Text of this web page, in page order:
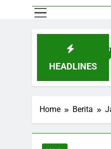
HEADLINES
02.00 WIB Membawa
Home Berita